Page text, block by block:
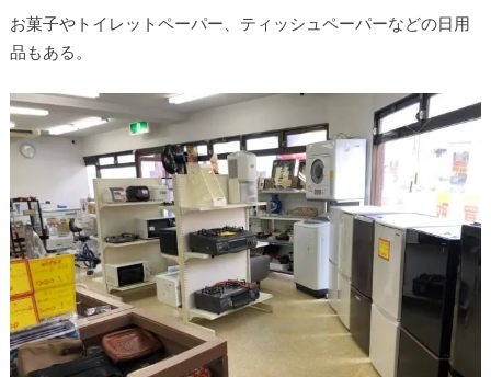
お菓子やトイレットペーパー、ティッシュペーパーなどの日用
品もある。